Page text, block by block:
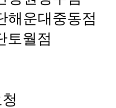
해운대중동점
토월점